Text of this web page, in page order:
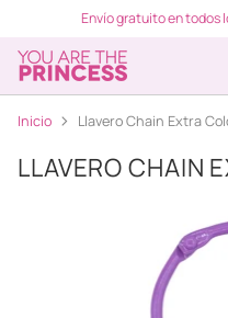
Envío gratuito en todos
Inicio Llavero Chain Extra
LLAVERO CHAIN